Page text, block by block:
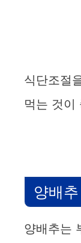
식단조절
먹는 것이
양배추
양배추는